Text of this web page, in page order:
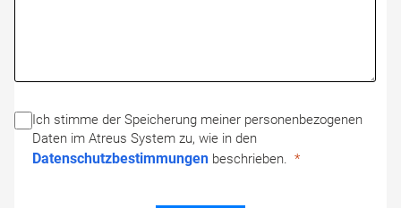
Ich stimme der Speicherung meiner personenbezogenen
Daten im Atreus System zu, wie in den
Datenschutzbestimmungen beschrieben.